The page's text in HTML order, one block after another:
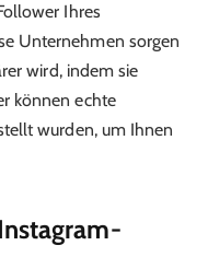
Ihres
Unternehmen sorgen
wird, indem sie
können echte
wurden, um Ihnen